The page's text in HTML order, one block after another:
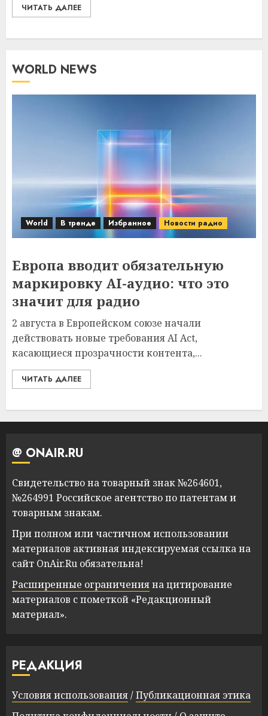
ЧИТАТЬ ДАЛЕЕ
WORLD NEWS
World В тренде Избранное Новости радио
Европа вводит обязательную
маркировку AI-аудио: что это
значит для радио
2 августа в Европейском союзе начали
действовать новые требования AI Act,
касающиеся прозрачности контента,...
ЧИТАТЬ ДАЛЕЕ
@ ONAIR.RU
Свидетельство на товарный знак №264601,
№264991 Российское агентство по патентам и
товарным знакам.
При полном или частичном использовании
материалов активная индексируемая ссылка на
сайт OnAir.Ru обязательна!
Расширенные ограниченияна цитирование
материалов с пометкой «Редакционный
материал».
РЕДАКЦИЯ
Условия использования/Публикационная этика